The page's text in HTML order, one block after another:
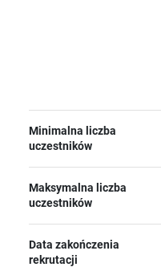
Minimalna liczba
uczestników
Maksymalna liczba
uczestników
Data zakończenia
rekrutacji